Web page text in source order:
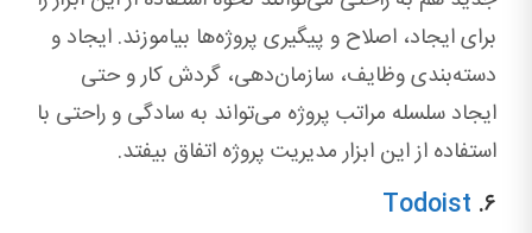
برای ایجاد، اصلاح و پیگیری پروژه‌ها بیاموزند. ایجاد و
دسته‌بندی وظایف، سازمان‌دهی، گردش کار و حتی
ایجاد سلسله مراتب پروژه می‌تواند به ‌سادگی و راحتی با
استفاده از این ابزار مدیریت پروژه اتفاق بیفتد.
۶. Todoist